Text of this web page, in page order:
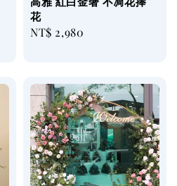
花
Regular
NT$ 2,980